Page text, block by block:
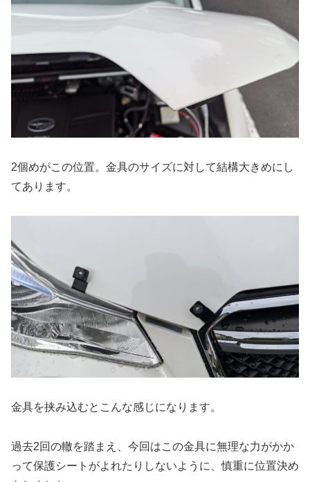
2個めがこの位置。金具のサイズに対して結構大きめにし
てあります。
金具を挟み込むとこんな感じになります。
過去2回の轍を踏まえ、今回はこの金具に無理な力がかか
って保護シートがよれたりしないように、慎重に位置決め